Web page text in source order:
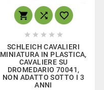
  
    
SCHLEICH CAVALIERI
MINIATURA IN PLASTICA,
CAVALIERE SU
DROMEDARIO 70041,
NON ADATTO SOTTO I 3
ANNI